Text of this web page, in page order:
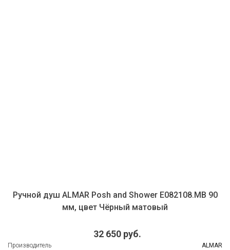
Ручной душ ALMAR Posh and Shower E082108.MB 90
мм, цвет Чёрный матовый
32 650 руб.
Производитель
ALMAR